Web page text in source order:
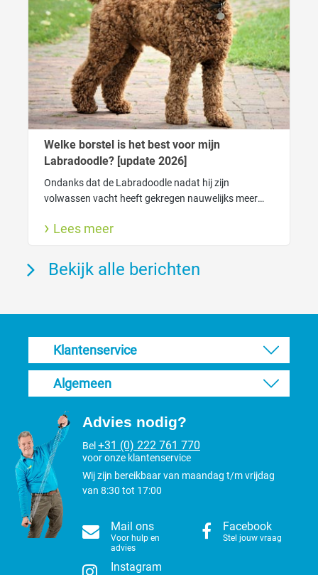
Welke borstel is het best voor mijn
Labradoodle? [update 2026]
Ondanks dat de Labradoodle nadat hij zijn
volwassen vacht heeft gekregen nauwelijks meer
nodig. Zo houdt je de vacht gezond.
Lees meer
Bekijk alle berichten
Klantenservice
Algemeen
Advies nodig?
Bel +31 (0) 222 761 770
voor onze klantenservice
Wij zijn bereikbaar van maandag t/m vrijdag
van 8:30 tot 17:00
Mail ons
Voor hulp en
advies
Facebook
Stel jouw vraag
Instagram